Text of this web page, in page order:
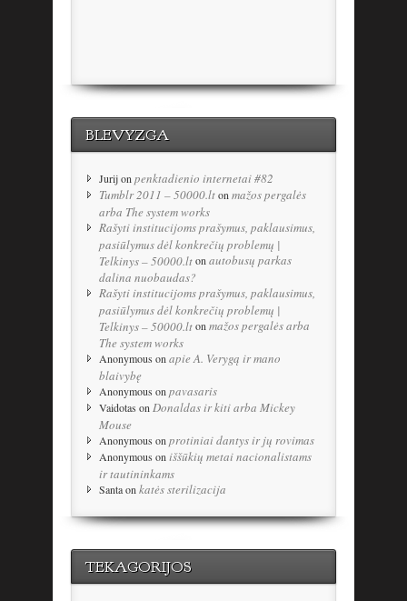
BLEVYZGA
Jurijon penktadienio internetai #82
Tumblr 2011 – 50000.lton mažos pergalės
arba The system works
Rašyti institucijoms prašymus, paklausimus,
pasiūlymus dėl konkrečių problemų |
Telkinys – 50000.lton autobusų parkas
dalina nuobaudas?
Rašyti institucijoms prašymus, paklausimus,
pasiūlymus dėl konkrečių problemų |
Telkinys – 50000.lton mažos pergalės arba
The system works
Anonymous on apie A. Verygą ir mano
blaivybę
Anonymous on pavasaris
Vaidotas on Donaldas ir kiti arba Mickey
Mouse
Anonymous on protiniai dantys ir jų rovimas
Anonymous on iššūkių metai nacionalistams
ir tautininkams
Santaon katės sterilizacija
TEKAGORIJOS